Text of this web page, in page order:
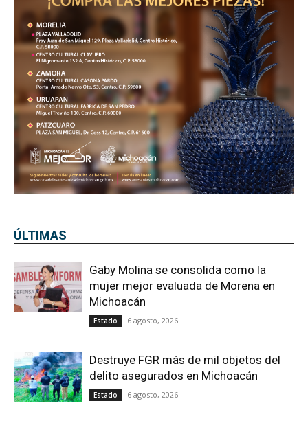
ÚLTIMAS
Gaby Molina se consolida como la
mujer mejor evaluada de Morena en
Michoacán
Estado 6 agosto, 2026
Destruye FGR más de mil objetos del
delito asegurados en Michoacán
Estado 6 agosto, 2026